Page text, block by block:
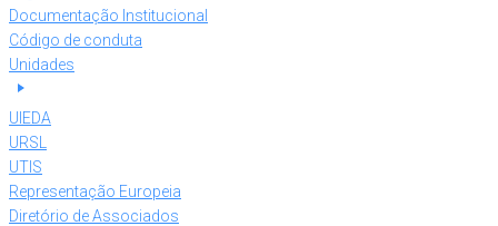
Documentação Institucional
Código de conduta
Unidades
UIEDA
URSL
UTIS
Representação Europeia
Diretório de Associados